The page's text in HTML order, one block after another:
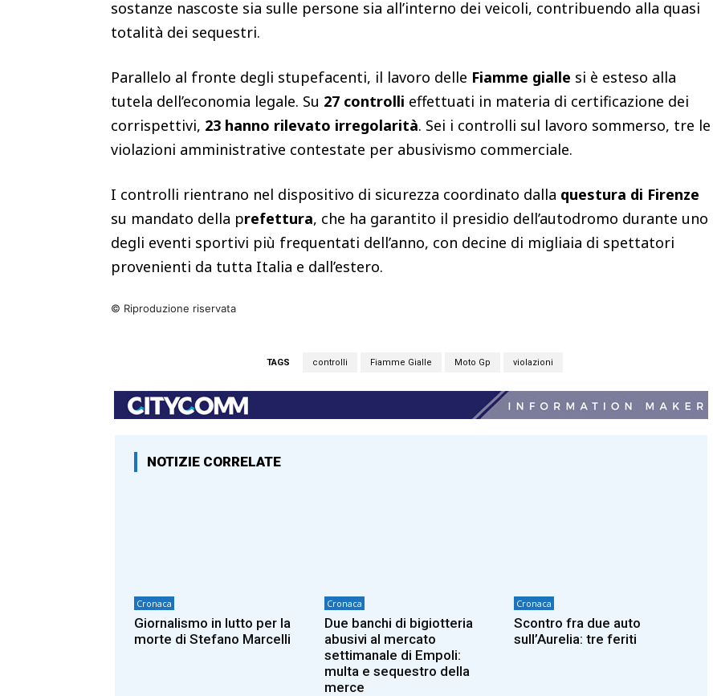
sostanze nascoste sia sulle persone sia all’interno dei veicoli, contribuendo alla quasi
totalità dei sequestri.
Parallelo al fronte degli stupefacenti, il lavoro delle Fiamme gialle si è esteso alla
tutela dell’economia legale. Su 27 controlli effettuati in materia di certificazione dei
corrispettivi, 23 hanno rilevato irregolarità. Sei i controlli sul lavoro sommerso, tre le
violazioni amministrative contestate per abusivismo commerciale.
I controlli rientrano nel dispositivo di sicurezza coordinato dalla questura di Firenze
su mandato della prefettura, che ha garantito il presidio dell’autodromo durante uno
degli eventi sportivi più frequentati dell’anno, con decine di migliaia di spettatori
provenienti da tutta Italia e dall’estero.
© Riproduzione riservata
TAGS controlli Fiamme Gialle Moto Gp violazioni
NOTIZIE CORRELATE
Cronaca
Giornalismo in lutto per la
morte di Stefano Marcelli
Cronaca
Due banchi di bigiotteria
abusivi al mercato
settimanale di Empoli:
multa e sequestro della
merce
Cronaca
Scontro fra due auto
sull’Aurelia: tre feriti